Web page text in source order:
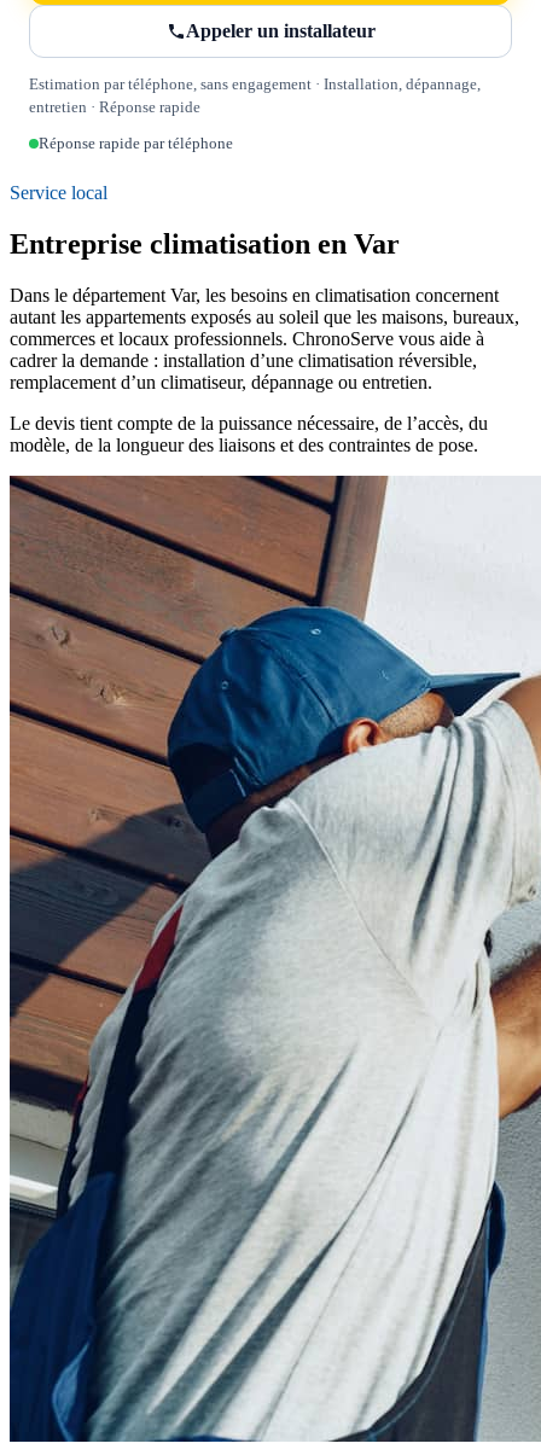
Appeler un installateur
Estimation par téléphone, sans engagement · Installation, dépannage,
entretien · Réponse rapide
Réponse rapide par téléphone
Service local
Entreprise climatisation en Var
Dans le département Var, les besoins en climatisation concernent
autant les appartements exposés au soleil que les maisons, bureaux,
commerces et locaux professionnels. ChronoServe vous aide à
cadrer la demande : installation d’une climatisation réversible,
remplacement d’un climatiseur, dépannage ou entretien.
Le devis tient compte de la puissance nécessaire, de l’accès, du
modèle, de la longueur des liaisons et des contraintes de pose.